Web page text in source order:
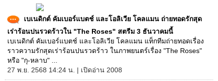
เบเนดิกต์ คัมเบอร์แบตช์ และโอลิเวีย โคลแมน ถ่ายทอดรักสุด
เร่าร้อนปนรวดร้าวใน "The Roses" สตรีม 3 ธันวาคมนี้
เบเนดิกต์ คัมเบอร์แบตช์ และโอลิเวีย โคลแมน แท็กทีมถ่ายทอดเรื่อง
ราวความรักสุดเร่าร้อนปนรวดร้าว ในภาพยนตร์เรื่อง "The Roses"
หรือ "กุ-หลาบ" ...
27 พ.ย. 2568 14:24 น. | เปิดอ่าน 2008